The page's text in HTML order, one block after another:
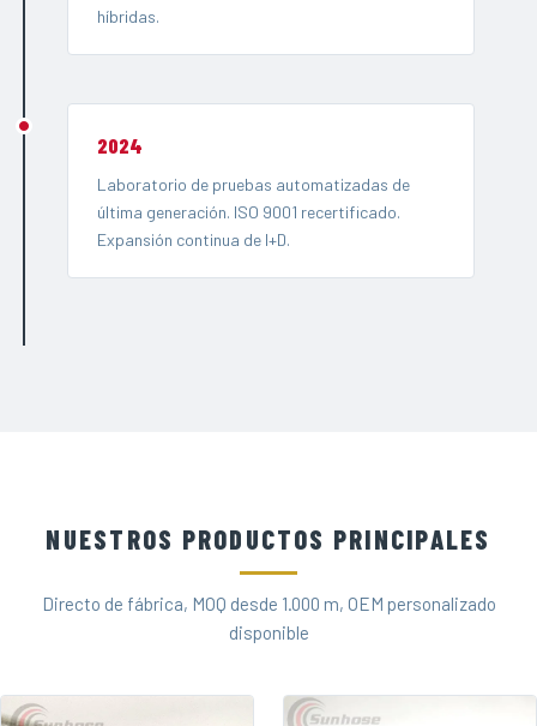
híbridas.
2024
Laboratorio de pruebas automatizadas de
última generación. ISO 9001 recertificado.
Expansión continua de I+D.
NUESTROS PRODUCTOS PRINCIPALES
Directo de fábrica, MOQ desde 1.000 m, OEM personalizado
disponible